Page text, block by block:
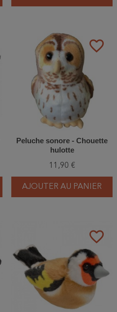
favorite_border
Peluche sonore - Chouette
hulotte
11,90 €
AJOUTER AU PANIER
favorite_border